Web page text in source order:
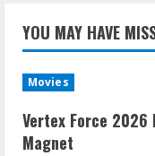
YOU MAY HAVE
Movies
Vertex Force 2026
Magnet